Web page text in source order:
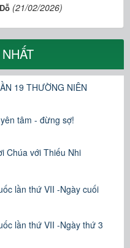
(21/02/2026)
19 THƯỜNG NIÊN
tâm - đừng sợ!
Chúa với Thiếu Nhi
lần thứ VII -Ngày cuối
lần thứ VII -Ngày thứ 3